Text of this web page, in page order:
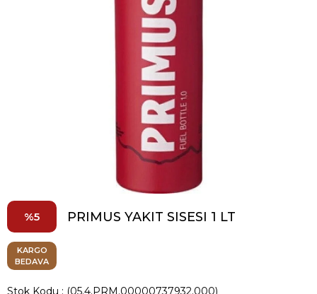
5 PRIMUS YAKIT SISESI 1 LT
KARGO
BEDAVA
Stok Kodu (05.4.PRM.00000737932.000)